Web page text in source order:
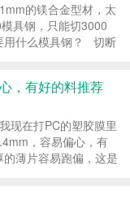
的镁合金型材，太
具钢，只能切3000
用什么模具钢？ 切断
，有好的料推荐
现在打PC的塑胶膜里
，容易偏心，有
薄片容易跑偏，这是